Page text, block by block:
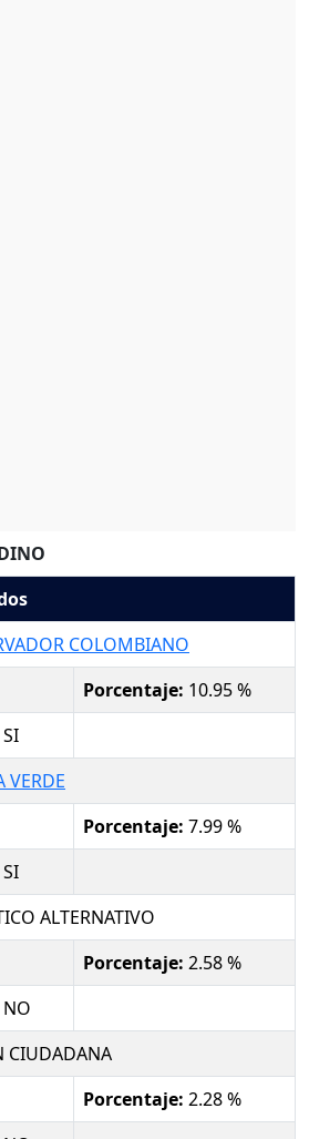
COLOMBIANO
Porcentaje: 10.95 %
SI
VERDE
Porcentaje: 7.99 %
SI
ALTERNATIVO
Porcentaje: 2.58 %
NO
CIUDADANA
Porcentaje: 2.28 %